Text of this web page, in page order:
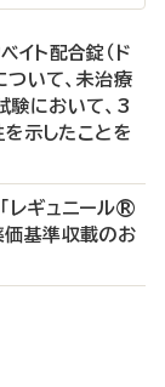
イト配合錠（ド
ついて、未治療
験において、3
示したことを
レギュニール®
基準収載のお